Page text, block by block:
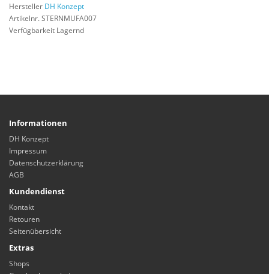
Hersteller DH Konzept
Artikelnr. STERNMUFA007
Verfügbarkeit Lagernd
Informationen
DH Konzept
Impressum
Datenschutzerklärung
AGB
Kundendienst
Kontakt
Retouren
Seitenübersicht
Extras
Shops